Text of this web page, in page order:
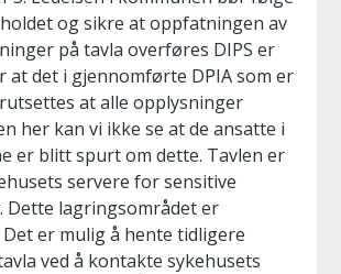
og sikre at oppfatningen av
på tavla overføres DIPS er
at det i gjennomførte DPIA som er
at alle opplysninger
her kan vi ikke se at de ansatte i
er blitt spurt om dette. Tavlen er
servere for sensitive
Dette lagringsområdet er
er mulig å hente tidligere
ved å kontakte sykehusets